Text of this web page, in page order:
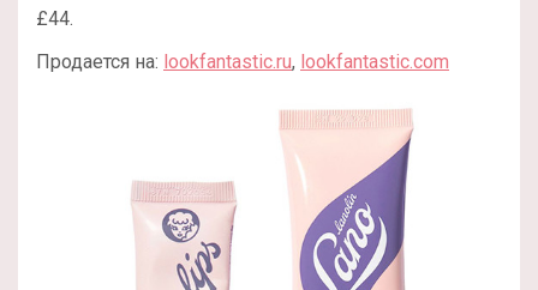
£44.
Продается на: lookfantastic.ru, lookfantastic.com